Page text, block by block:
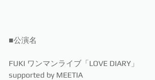
■公演名
FUKI ワンマンライブ「LOVE DIARY」
supported by MEETIA